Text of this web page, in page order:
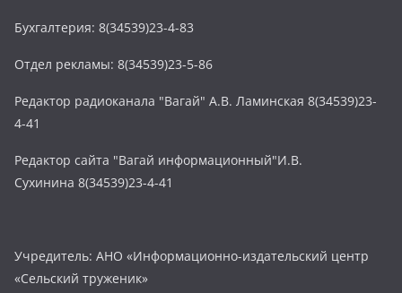
Бухгалтерия: 8(34539)23-4-83
Отдел рекламы: 8(34539)23-5-86
Редактор радиоканала "Вагай" А.В. Ламинская 8(34539)23-
4-41
Редактор сайта "Вагай информационный"И.В.
Сухинина 8(34539)23-4-41
Учредитель: АНО «Информационно-издательский центр
«Сельский труженик»